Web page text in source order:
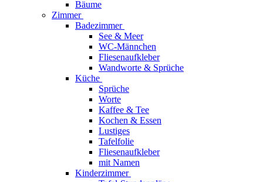
Bäume
Zimmer
Badezimmer
See & Meer
WC-Männchen
Fliesenaufkleber
Wandworte & Sprüche
Küche
Sprüche
Worte
Kaffee & Tee
Kochen & Essen
Lustiges
Tafelfolie
Fliesenaufkleber
mit Namen
Kinderzimmer